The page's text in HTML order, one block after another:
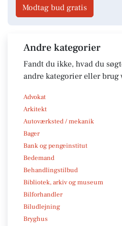
Modtag bud gratis
Andre kategorier
Fandt du ikke, hvad du
andre kategorier eller brug
Advokat
Arkitekt
Autoværksted / mekanik
Bager
Bank og pengeinstitut
Bedemand
Behandlingstilbud
Bibliotek, arkiv og museum
Bilforhandler
Biludlejning
Bryghus